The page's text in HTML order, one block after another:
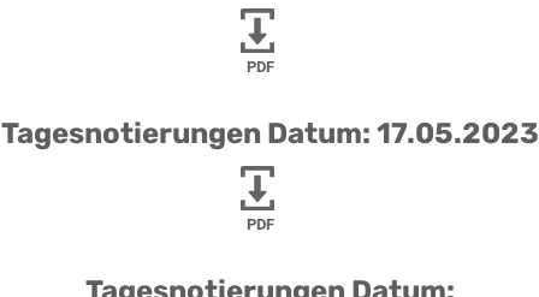
PDF
Tagesnotierungen Datum: 17.05.2023
PDF